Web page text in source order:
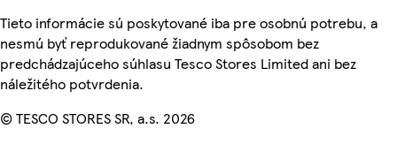
Tieto informácie sú poskytované iba pre osobnú potrebu, a
nesmú byť reprodukované žiadnym spôsobom bez
predchádzajúceho súhlasu Tesco Stores Limited ani bez
náležitého potvrdenia.
© TESCO STORES SR, a.s. 2026